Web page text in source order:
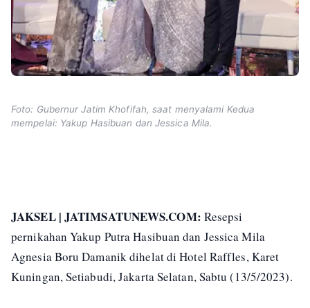
Foto: Gubernur Jatim Khofifah, saat menyalami Kedua
mempelai: Yakup Hasibuan dan Jessica Mila.
JAKSEL | JATIMSATUNEWS.COM: Resepsi
pernikahan Yakup Putra Hasibuan dan Jessica Mila
Agnesia Boru Damanik dihelat di Hotel Raffles, Karet
Kuningan, Setiabudi, Jakarta Selatan, Sabtu (13/5/2023).